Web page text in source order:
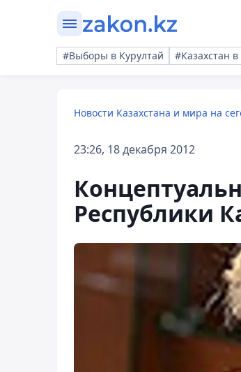
#Выборы в Курултай #Казахстан
Новости Казахстана и мира на
23:26, 18 декабря 2012
Республики